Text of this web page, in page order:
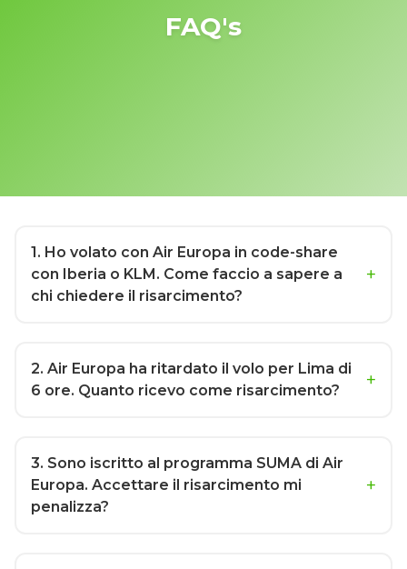
FAQ's
1. Ho volato con Air Europa in code-share
con Iberia o KLM. Come faccio a sapere a
chi chiedere il risarcimento?
2. Air Europa ha ritardato il volo per Lima di
6 ore. Quanto ricevo come risarcimento?
3. Sono iscritto al programma SUMA di Air
Europa. Accettare il risarcimento mi
penalizza?